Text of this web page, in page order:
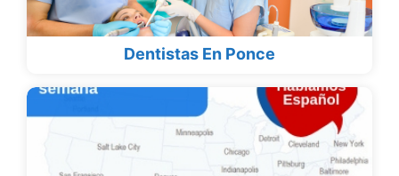
Dentistas En Ponce